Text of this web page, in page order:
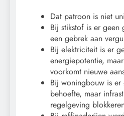
Dat patroon is niet
Bij stikstof is er geen
een gebrek aan
Bij elektriciteit is er
energiepotentie,
voorkomt nieuwe
Bij woningbouw is er
behoefte, maar
regelgeving